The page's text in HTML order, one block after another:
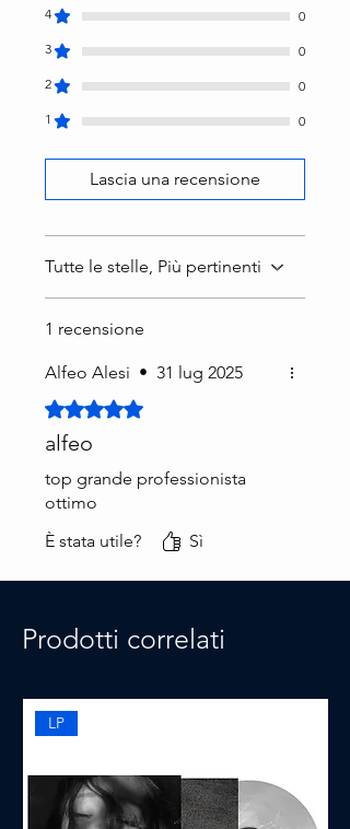
4
0
3
0
2
0
1
0
Lascia una recensione
Tutte le stelle, Più pertinenti
1 recensione
Alfeo Alesi • 31 lug 2025
Valutazione 5 stelle su 5.
alfeo
top grande professionista
ottimo
È stata utile?
Sì
Prodotti correlati
LP